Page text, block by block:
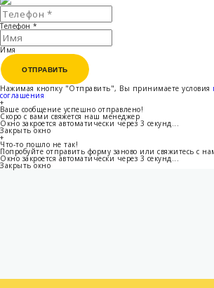
Телефон *
Имя
ОТПРАВИТЬ
ОТПРАВИТЬ
Нажимая кнопку "Отправить", Вы принимаете условия
соглашения
+
Ваше сообщение успешно отправлено!
Скоро с вами свяжется наш менеджер
Окно закроется автоматически через 3 секунд...
Закрыть окно
+
Что-то пошло не так!
Попробуйте отправить форму заново или свяжитесь с
Окно закроется автоматически через 3 секунд...
Закрыть окно